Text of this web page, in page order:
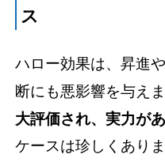
ス
ハロー効果は、昇進
断にも悪影響を与えま
大評価され、実力が
ケースは珍しくあり